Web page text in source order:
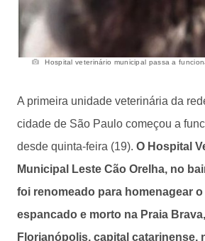
Hospital veterinário municipal passa a
A primeira unidade veterinária da
cidade de São Paulo começou a
desde quinta-feira (19). O Hospital
Municipal Leste Cão Orelha, no
foi renomeado para homenagear
espancado e morto na Praia
Florianópolis, capital catarinense,